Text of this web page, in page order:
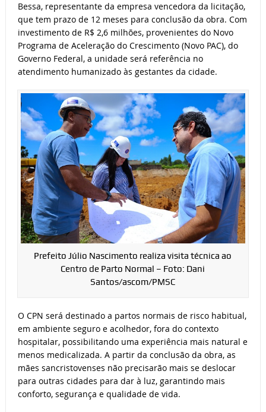
Bessa, representante da empresa vencedora da licitação,
que tem prazo de 12 meses para conclusão da obra. Com
investimento de R$ 2,6 milhões, provenientes do Novo
Programa de Aceleração do Crescimento (Novo PAC), do
Governo Federal, a unidade será referência no
atendimento humanizado às gestantes da cidade.
Prefeito Júlio Nascimento realiza visita técnica ao
Centro de Parto Normal – Foto: Dani
Santos/ascom/PMSC
O CPN será destinado a partos normais de risco habitual,
em ambiente seguro e acolhedor, fora do contexto
hospitalar, possibilitando uma experiência mais natural e
menos medicalizada. A partir da conclusão da obra, as
mães sancristovenses não precisarão mais se deslocar
para outras cidades para dar à luz, garantindo mais
conforto, segurança e qualidade de vida.